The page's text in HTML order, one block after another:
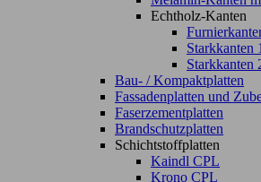
Echtholz-Kanten
Starkkanten
Starkkanten
Bau- / Kompaktplatten
Fassadenplatten und
Faserzementplatten
Brandschutzplatten
Schichtstoffplatten
Kaindl CPL
Krono CPL